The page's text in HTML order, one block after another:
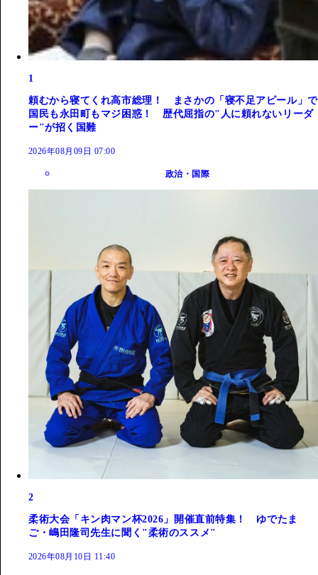
1
頼むから寝てくれ高市総理！ まさかの「寝不足アピール」で
国民も永田町もマジ困惑！ 歴代屈指の"人に頼れないリーダ
ー"が招く国難
2026年08月09日 07:00
政治・国際
2
柔術大会「キン肉マン杯2026」開催直前特集！ ゆでたま
ご・嶋田隆司先生に聞く"柔術のススメ"
2026年08月10日 11:40